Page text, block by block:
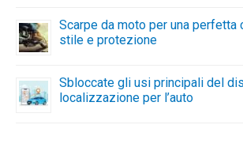
Scarpe da moto per una perfetta
stile e protezione
Sbloccate gli usi principali del
localizzazione per l’auto